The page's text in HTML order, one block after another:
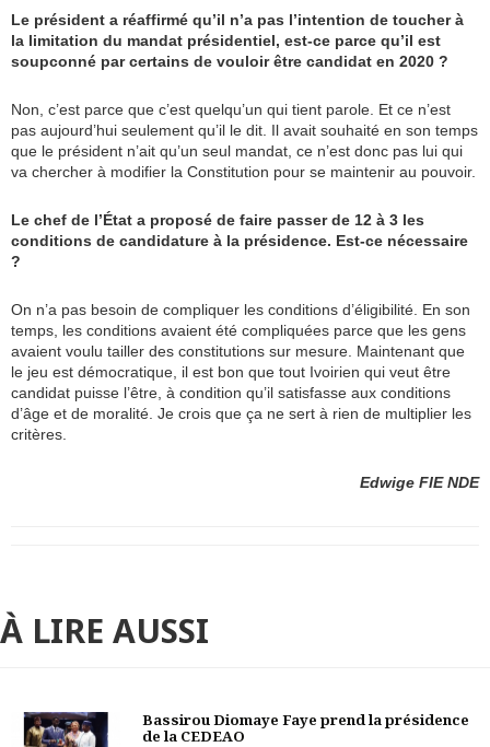
Le président a réaffirmé qu’il n’a pas l’intention de toucher à
la limitation du mandat présidentiel, est-ce parce qu’il est
soupconné par certains de vouloir être candidat en 2020 ?
Non, c’est parce que c’est quelqu’un qui tient parole. Et ce n’est
pas aujourd’hui seulement qu’il le dit. Il avait souhaité en son temps
que le président n’ait qu’un seul mandat, ce n’est donc pas lui qui
va chercher à modifier la Constitution pour se maintenir au pouvoir.
Le chef de l’État a proposé de faire passer de 12 à 3 les
conditions de candidature à la présidence. Est-ce nécessaire
?
On n’a pas besoin de compliquer les conditions d’éligibilité. En son
temps, les conditions avaient été compliquées parce que les gens
avaient voulu tailler des constitutions sur mesure. Maintenant que
le jeu est démocratique, il est bon que tout Ivoirien qui veut être
candidat puisse l’être, à condition qu’il satisfasse aux conditions
d’âge et de moralité. Je crois que ça ne sert à rien de multiplier les
critères.
Edwige FIE NDE
À LIRE AUSSI
Bassirou Diomaye Faye prend la présidence
de la CEDEAO